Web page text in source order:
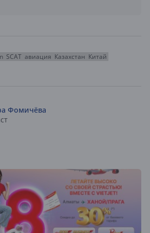
SCAT авиация Казахстан Китай
Фомичёва